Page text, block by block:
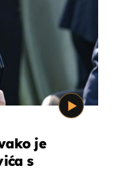
je
s